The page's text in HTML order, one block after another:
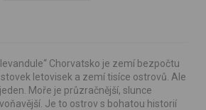
Chorvatsko je zemí bezpočtu
letovisek a zemí tisíce ostrovů. Ale
Moře je průzračnější, slunce
Je to ostrov s bohatou historií